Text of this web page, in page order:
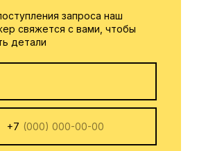
запроса наш
свяжется с вами, чтобы
детали
+7